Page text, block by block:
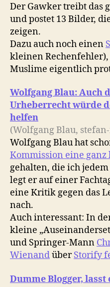
Der Gawker treibt das
und postet 13 Bilder,
zeigen.
Dazu auch noch einen
kleinen
Muslime eigentlich
Wolfgang Blau: Auch
Urheberrecht würde
helfen
(Wolfgang Blau,
Wolfgang Blau hat
Kommission eine ganz
gehalten, die ich
legt er auf einer
eine Kritik gegen das
nach.
Auch interessant: In
kleine
und Springer-Mann
WienandüberStorify
Dumme Blogger,